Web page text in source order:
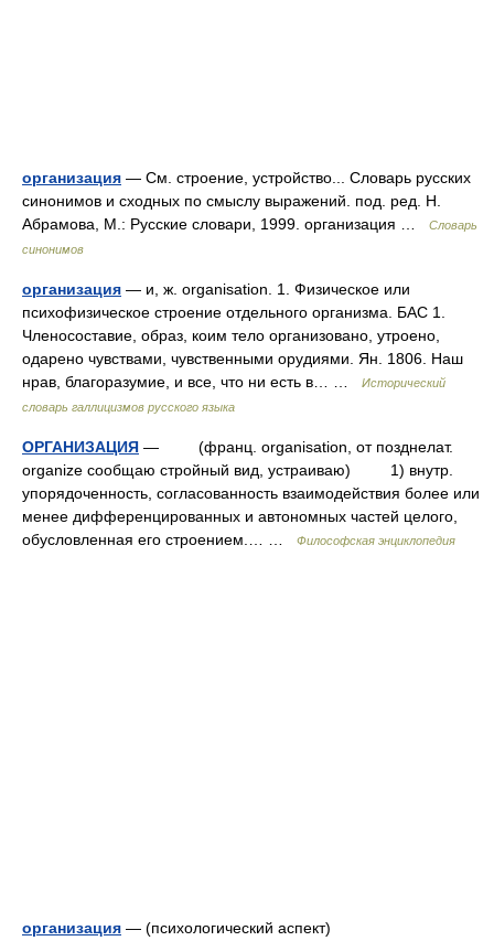
организация — См. строение, устройство... Словарь русских
синонимов и сходных по смыслу выражений. под. ред. Н.
Абрамова, М.: Русские словари, 1999. организация …
Словарь
синонимов
организация — и, ж. organisation. 1. Физическое или
психофизическое строение отдельного организма. БАС 1.
Членосоставие, образ, коим тело организовано, утроено,
одарено чувствами, чувственными орудиями. Ян. 1806. Наш
нрав, благоразумие, и все, что ни есть в… …
Исторический
словарь галлицизмов русского языка
ОРГАНИЗАЦИЯ — (франц. organisation, от позднелат.
organize сообщаю стройный вид, устраиваю) 1) внутр.
упорядоченность, согласованность взаимодействия более или
менее дифференцированных и автономных частей целого,
обусловленная его строением.… …
Философская энциклопедия
организация — (психологический аспект)